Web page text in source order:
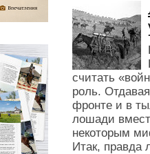
считать
роль.
фронте и в
лошади
некоторым
Итак,